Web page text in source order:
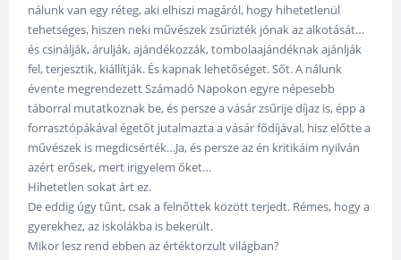
nálunk van egy réteg, aki elhiszi magáról, hogy hihetetlenül
tehetséges, hiszen neki művészek zsűrizték jónak az alkotását…
és csinálják, árulják, ajándékozzák, tombolaajándéknak ajánlják
fel, terjesztik, kiállítják. És kapnak lehetőséget. Sőt. A nálunk
évente megrendezett Számadó Napokon egyre népesebb
táborral mutatkoznak be, és persze a vásár zsűrije díjaz is, épp a
forrasztópákával égetőt jutalmazta a vásár fődíjával, hisz előtte a
művészek is megdicsérték…Ja, és persze az én kritikáim nyilván
azért erősek, mert irigyelem őket…
Hihetetlen sokat árt ez.
De eddig úgy tűnt, csak a felnőttek között terjedt. Rémes, hogy a
gyerekhez, az iskolákba is bekerült.
Mikor lesz rend ebben az értéktorzult világban?